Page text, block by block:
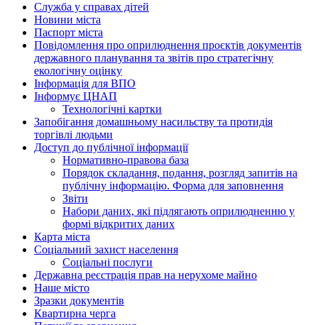
Служба у справах дітей
Новини міста
Паспорт міста
Повідомлення про оприлюднення проєктів документів
державного планування та звітів про стратегічну
екологічну оцінку
Інформація для ВПО
Інформує ЦНАП
Технологічні картки
Запобігання домашньому насильству та протидія
торгівлі людьми
Доступ до публічної інформації
Нормативно-правова база
Порядок складання, подання, розгляд запитів на
публічну інформацію. Форма для заповнення
Звіти
Набори даних, які підлягають оприлюдненню у
формі відкритих даних
Карта міста
Соціальний захист населення
Соціальні послуги
Державна реєстрація прав на нерухоме майно
Наше місто
Зразки документів
Квартирна черга